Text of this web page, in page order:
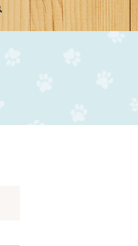
search